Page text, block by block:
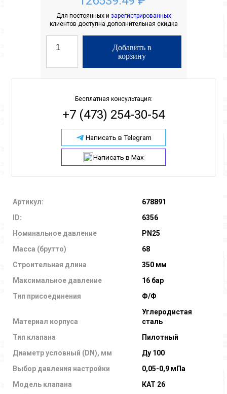
Артикул:
678891
ID:
6356
Номинальное давление
PN25
Масса (брутто)
68
Строительная длина
350 мм
Максимальное давление
16 бар
Тип присоединения
Ф/Ф
Материал корпуса
Углеродистая
сталь
Тип клапана
Пилотный
Диаметр условный (DN), мм
Ду 100
Выбор давления настройки
0,05-0,9 мПа
Модель клапана
КАТ 26
Для постоянных и зарегистрированных
клиентов доступна дополнительная скидка
Добавить в
корзину
Бесплатная консультация:
+7 (473) 254-30-54
Написать в Telegram
Написать в Max